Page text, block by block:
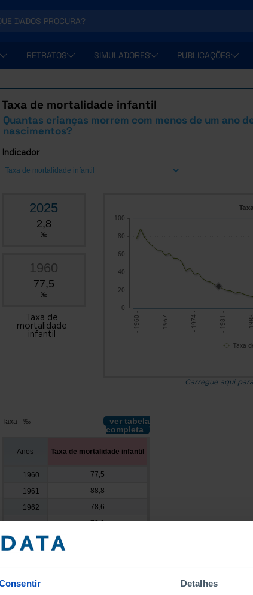
Detalhes
RETRATOS SIMULADORES PUBLICAÇÕES
Taxa de mortalidade infantil
Quantas crianças morrem com menos de um ano
nascimentos?
Indicador
2025
2,8
‰
1960
77,5
‰
Taxa de
mortalidade
infantil
- 1960 - - 1967 - - 1974 - - 1981 - - 1988 -
0
20
40
60
80
100
Taxa
Carregue aqui
Taxa - ‰
ver tabela
completa
Anos Taxa de mortalidade infantil
1960
77,5
1961
88,8
1962
78,6
73,1
1964
1967